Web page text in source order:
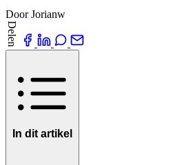
Door Jorianw
Delen
In dit artikel